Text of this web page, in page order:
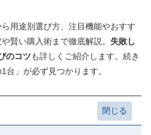
用途別選び方、注目機能やおすす
賢い購入術まで徹底解説。 失敗し
のコツも詳しくご紹介します。続き
台」が必ず見つかります。